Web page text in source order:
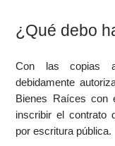
¿Qué debo
Con las copias
debidamente
Bienes Raíces con
inscribir el contrato
por escritura pública.